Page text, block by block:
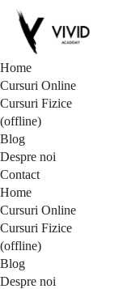
Home
Cursuri Online
Cursuri Fizice
(offline)
Blog
Despre noi
Contact
Home
Cursuri Online
Cursuri Fizice
(offline)
Blog
Despre noi